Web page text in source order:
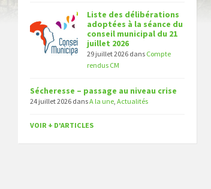
Liste des délibérations
adoptées à la séance du
conseil municipal du 21
juillet 2026
29 juillet 2026 dans Compte
rendus CM
Sécheresse – passage au niveau crise
24 juillet 2026 dansA la une Actualités
VOIR + D'ARTICLES